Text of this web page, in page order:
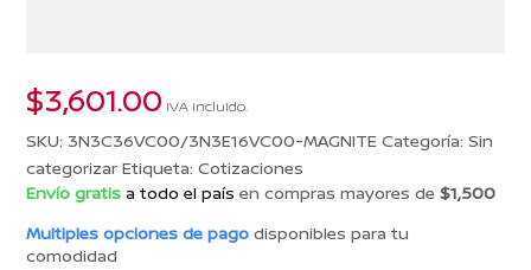
$3,601.00 IVA incluido.
SKU: 3N3C36VC00/3N3E16VC00-MAGNITE Categoría:Sin
categorizar Etiqueta:Cotizaciones
Envío gratis a todo el paísen compras mayores de$1,500
Multiples opciones de pagodisponibles para tu
comodidad